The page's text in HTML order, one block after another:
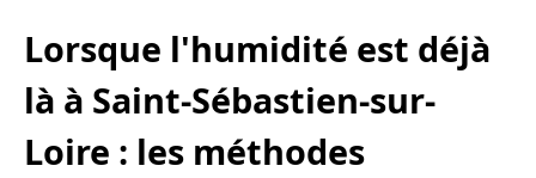
Lorsque l'humidité est déjà
là à Saint-Sébastien-sur-
Loire : les méthodes